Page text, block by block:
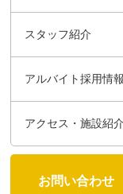
スタッフ紹介
アルバイト採用情報
アクセス・施設紹介
お問い合わせ